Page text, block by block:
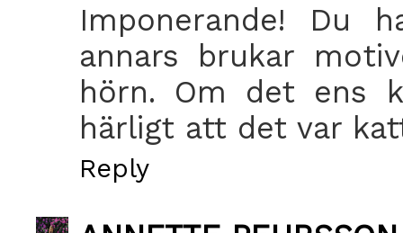
Imponerande! Du
annars brukar
hörn. Om det ens
härligt att det var
Reply